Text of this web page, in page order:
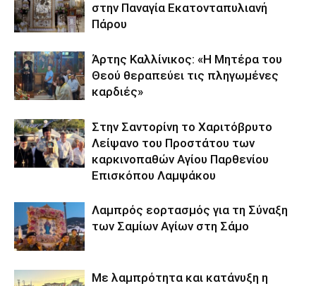
στην Παναγία Εκατονταπυλιανή
Πάρου
Άρτης Καλλίνικος: «Η Μητέρα του
Θεού θεραπεύει τις πληγωμένες
καρδιές»
Στην Σαντορίνη το Χαριτόβρυτο
Λείψανο του Προστάτου των
καρκινοπαθών Αγίου Παρθενίου
Επισκόπου Λαμψάκου
Λαμπρός εορτασμός για τη Σύναξη
των Σαμίων Αγίων στη Σάμο
Με λαμπρότητα και κατάνυξη η